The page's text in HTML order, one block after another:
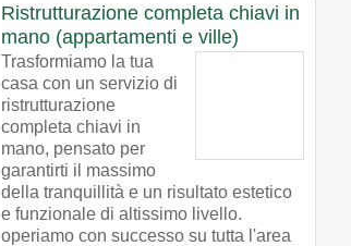
Ristrutturazione completa chiavi in
mano (appartamenti e ville)
Trasformiamo la tua
casa con un servizio di
ristrutturazione
completa chiavi in
mano, pensato per
garantirti il massimo
della tranquillità e un risultato estetico
e funzionale di altissimo livello.
operiamo con successo su tutta l'area